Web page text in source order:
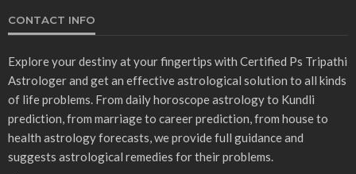
CONTACT INFO
Explore your destiny at your fingertips with Certified Ps Tripathi
Astrologer and get an effective astrological solution to all kinds
of life problems. From daily horoscope astrology to Kundli
prediction, from marriage to career prediction, from house to
health astrology forecasts, we provide full guidance and
suggests astrological remedies for their problems.